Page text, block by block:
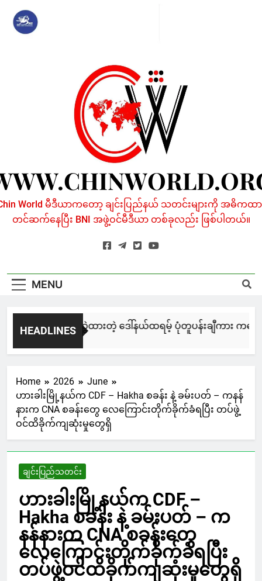
content
World မီဒီယာကတော့ ချင်းပြည်နယ် သတင်းများကို အဓိကထာ
တင်ဆက်နေပြီး BNI အဖွဲ့ဝင်မီဒီယာ တစ်ခုလည်း ဖြစ်ပါတယ်။
MENU
HEADLINES
မြင်းချေးနဲ့ ရေးဆွဲထားတဲ့ ဒေါ်နယ်ထရမ့် ပုံတူပန်းချီကား ကနေဒ
17 Hours Ago
Home 2026
June
ဟားခါးမြို့နယ်က CDF – Hakha စခန်း နဲ့ ခမ်းပတ် – ကနန်
နားက CNA စခန်းတွေ လေကြောင်းတိုက်ခိုက်ခံရပြီး တပ်ဖွဲ့
ဝင်ထိခိုက်ကျဆုံးမှုတွေရှိ
ချင်းပြည်သတင်း
ဟားခါးမြို့နယ်က CDF –
Hakha စခန်း နဲ့ ခမ်းပတ် – က
နန်နားက CNA စခန်းတွေ
လေကြောင်းတိုက်ခိုက်ခံရပြီး
တပ်ဖွဲ့ဝင်ထိခိုက်ကျဆုံးမှုတွေရှိ